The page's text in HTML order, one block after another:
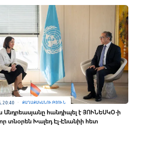
20:40 ՔԱՂԱՔԱԿԱՆՈՒԹՅՈՒՆ
հանդիպել է ՅՈՒՆԵՍԿՕ-ի
տնօրեն Խալեդ Էլ-Էնանիի հետ